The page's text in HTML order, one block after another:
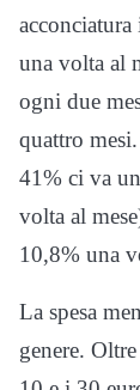
una volta al
ogni due
quattro
41% ci va
volta al
10,8% una
La spesa
genere.